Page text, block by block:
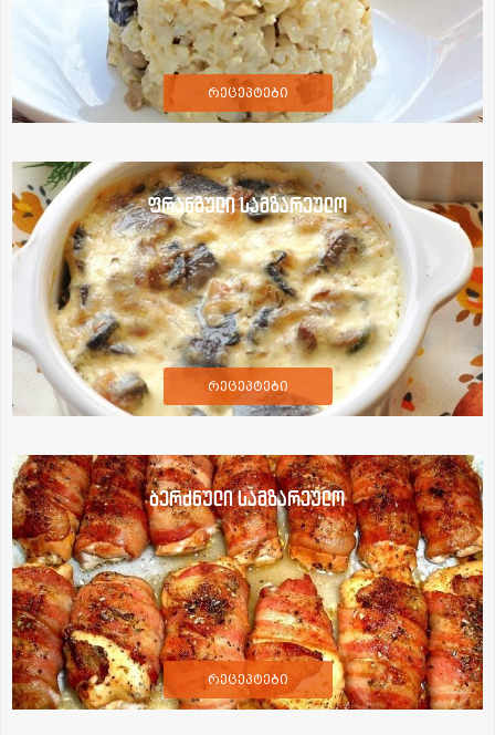
რეცეპტები
ფრანგული სამზარეულო
რეცეპტები
ბერძნული სამზარეულო
რეცეპტები